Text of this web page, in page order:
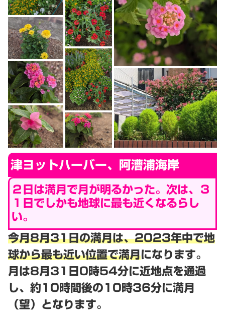
津ヨットハーバー、阿漕浦海岸
２日は満月で月が明るかった。次は、３
１日でしかも地球に最も近くなるらし
い。
今月8月31日の満月は、2023年中で地
球から最も近い位置で満月になります。
月は8月31日0時54分に近地点を通過
し、約10時間後の10時36分に満月
（望）となります。